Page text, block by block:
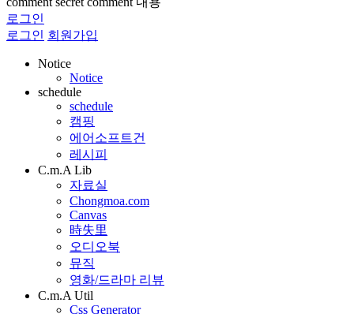
로그인
로그인 회원가입
Notice
Notice
schedule
schedule
캠핑
에어소프트건
레시피
C.m.A Lib
자료실
Chongmoa.com
Canvas
時失里
오디오북
뮤직
영화/드라마 리뷰
C.m.A Util
Css Generator